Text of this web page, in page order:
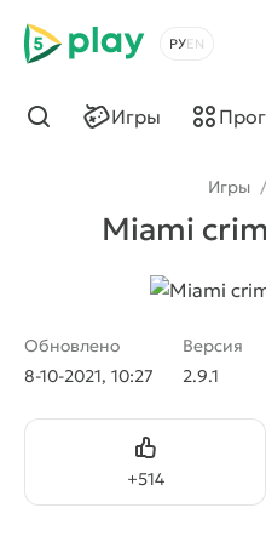
5play
Выбрать
Игры
Найти
Игры /
Miami
Обновлено
8-10-2021, 10:27
Версия
2.9.1
+514
Нравится